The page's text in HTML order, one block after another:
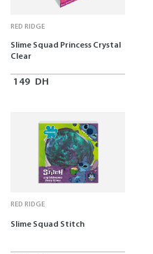
RED RIDGE
Slime Squad Princess Crystal
Clear
149 DH
RED RIDGE
Slime Squad Stitch